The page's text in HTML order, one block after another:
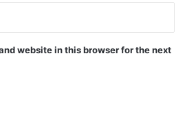
website in this browser for the next